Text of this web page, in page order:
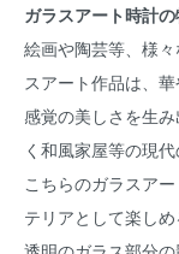
ガラスアート時計
絵画や陶芸等、様
スアート作品は、
感覚の美しさを生
く和風家屋等の現
こちらのガラスア
テリアとして楽し